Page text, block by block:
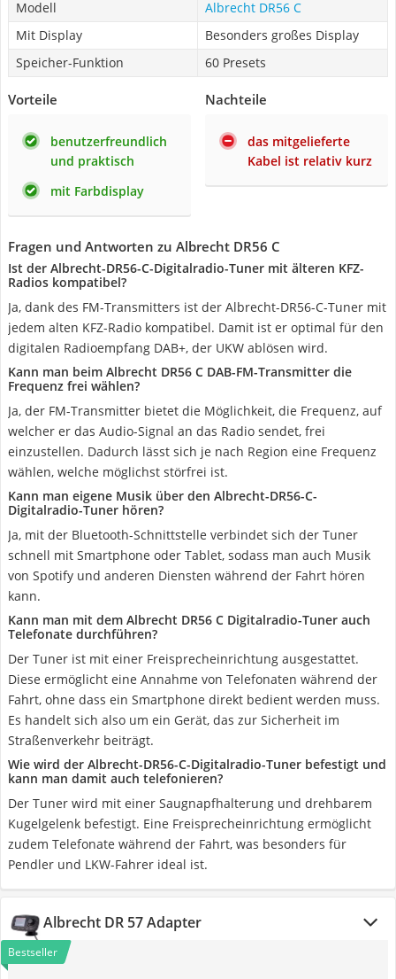
Modell
Albrecht DR56 C
Mit Display
Besonders großes Display
Speicher-Funktion
60 Presets
Vorteile
benutzerfreundlich
und praktisch
mit Farbdisplay
Nachteile
das mitgelieferte
Kabel ist relativ kurz
Fragen und Antworten zu Albrecht DR56 C
Ist der Albrecht-DR56-C-Digitalradio-Tuner mit älteren KFZ-
Radios kompatibel?
Ja, dank des FM-Transmitters ist der Albrecht-DR56-C-Tuner mit
jedem alten KFZ-Radio kompatibel. Damit ist er optimal für den
digitalen Radioempfang DAB+, der UKW ablösen wird.
Kann man beim Albrecht DR56 C DAB-FM-Transmitter die
Frequenz frei wählen?
Ja, der FM-Transmitter bietet die Möglichkeit, die Frequenz, auf
welcher er das Audio-Signal an das Radio sendet, frei
einzustellen. Dadurch lässt sich je nach Region eine Frequenz
wählen, welche möglichst störfrei ist.
Kann man eigene Musik über den Albrecht-DR56-C-
Digitalradio-Tuner hören?
Ja, mit der Bluetooth-Schnittstelle verbindet sich der Tuner
schnell mit Smartphone oder Tablet, sodass man auch Musik
von Spotify und anderen Diensten während der Fahrt hören
kann.
Kann man mit dem Albrecht DR56 C Digitalradio-Tuner auch
Telefonate durchführen?
Der Tuner ist mit einer Freisprecheinrichtung ausgestattet.
Diese ermöglicht eine Annahme von Telefonaten während der
Fahrt, ohne dass ein Smartphone direkt bedient werden muss.
Es handelt sich also um ein Gerät, das zur Sicherheit im
Straßenverkehr beiträgt.
Wie wird der Albrecht-DR56-C-Digitalradio-Tuner befestigt und
kann man damit auch telefonieren?
Der Tuner wird mit einer Saugnapfhalterung und drehbarem
Kugelgelenk befestigt. Eine Freisprecheinrichtung ermöglicht
zudem Telefonate während der Fahrt, was besonders für
Pendler und LKW-Fahrer ideal ist.
Albrecht DR 57 Adapter
Bestseller